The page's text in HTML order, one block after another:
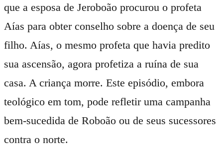
que a esposa de Jeroboão procurou o profeta
Aías para obter conselho sobre a doença de seu
filho. Aías, o mesmo profeta que havia predito
sua ascensão, agora profetiza a ruína de sua
casa. A criança morre. Este episódio, embora
teológico em tom, pode refletir uma campanha
bem-sucedida de Roboão ou de seus sucessores
contra o norte.